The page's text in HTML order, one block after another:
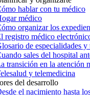
hablar con tu médico
médico
organizar los
registro médico
de especialidades y
sales del hospital
transición en la atención
y telemedicina
del desarrollo
el nacimiento hasta